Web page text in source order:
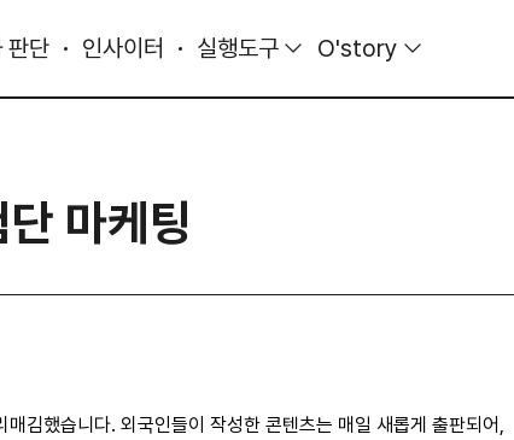
판단 인사이터 실행도구 O'story
마케팅
김했습니다. 외국인들이 작성한 콘텐츠는 매일 새롭게 출판되어,